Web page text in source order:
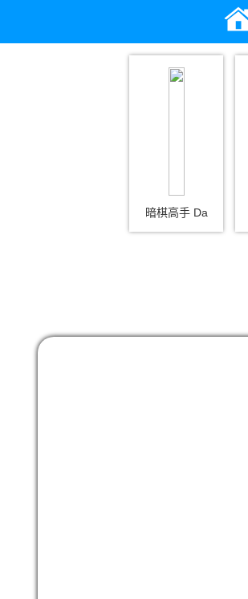
暗棋高手 Da